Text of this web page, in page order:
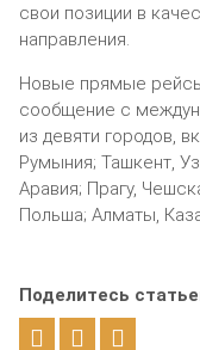
свои позиции в
направления.
Новые прямые
сообщение с
из девяти городов,
Румыния; Ташкент,
Аравия; Прагу,
Польша; Алматы,
Поделитесь